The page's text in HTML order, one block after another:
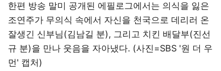
한편 방송 말미 공개된 에필로그에서는 의식을 잃은
조연주가 무의식 속에서 자신을 천국으로 데리러 온
잘생긴 신부님(김남길 분), 그리고 치킨 배달부(진선
규 분)을 만나 웃음을 자아냈다. (사진=SBS '원 더 우
먼' 캡처)